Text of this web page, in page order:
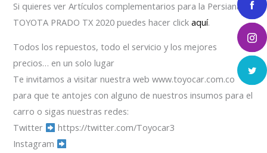
Si quieres ver Artículos complementarios para la Persiana
TOYOTA PRADO TX 2020 puedes hacer clickaquí.
Todos los repuestos, todo el servicio y los mejores
precios… en un solo lugar
Te invitamos a visitar nuestra web www.toyocar.com.co
para que te antojes con alguno de nuestros insumos para el
carro o sigas nuestras redes:
Twitter
https://twitter.com/Toyocar3
Instagram